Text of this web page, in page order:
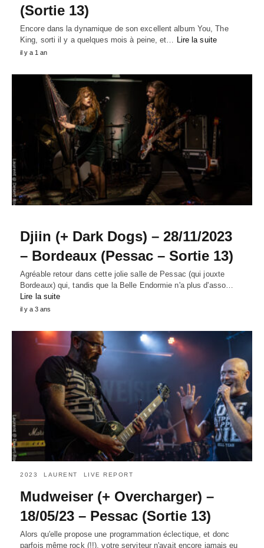
(Sortie 13)
Encore dans la dynamique de son excellent album You, The
King, sorti il y a quelques mois à peine, et… Lire la suite
il y a 1 an
Djiin (+ Dark Dogs) – 28/11/2023
– Bordeaux (Pessac – Sortie 13)
Agréable retour dans cette jolie salle de Pessac (qui jouxte
Bordeaux) qui, tandis que la Belle Endormie n'a plus d'asso…
Lire la suite
il y a 3 ans
2023 LAURENT LIVE REPORT
Mudweiser (+ Overcharger) –
18/05/23 – Pessac (Sortie 13)
Alors qu'elle propose une programmation éclectique, et donc
parfois même rock (!!), votre serviteur n'avait encore jamais eu